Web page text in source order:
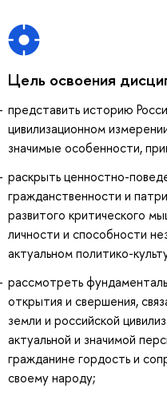
Цель освоения
представить историю
цивилизационном
значимые особенности,
раскрыть ценностно-
гражданственности и
развитого критического
личности и способности
актуальном политико-
рассмотреть
открытия и свершения,
земли и российской
актуальной и значимой
гражданине гордость и
своему народу;